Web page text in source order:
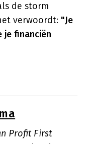
de storm
verwoordt: "Je
je financiën
Profit First